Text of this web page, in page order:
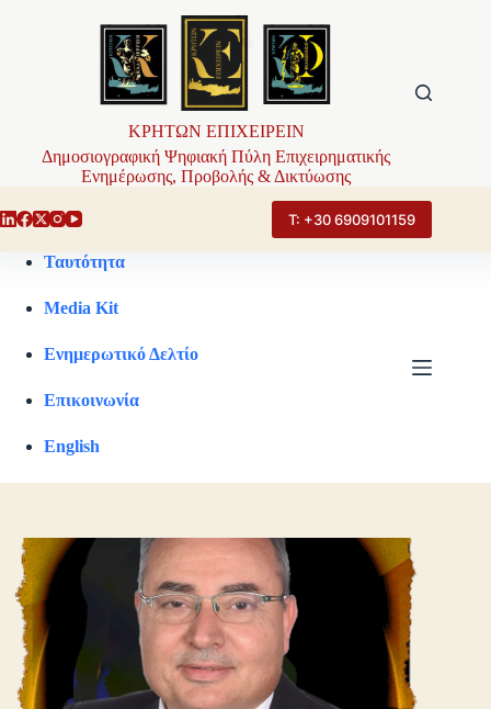
ΚΡΗΤΩΝ ΕΠΙΧΕΙΡΕΙΝ
Δημοσιογραφική Ψηφιακή Πύλη Επιχειρηματικής
Ενημέρωσης, Προβολής & Δικτύωσης
Τ: +30 6909101159
Ταυτότητα
Media Kit
Ενημερωτικό Δελτίο
Επικοινωνία
English